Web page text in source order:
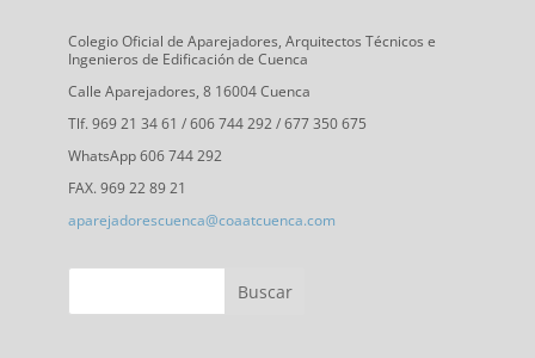
c
e
b
o
s
t
a
g
k
e
d
n
i
t
t
e
u
T
u
b
Colegio Oficial de Aparejadores, Arquitectos Técnicos e
Ingenieros de Edificación de Cuenca
Calle Aparejadores, 8 16004 Cuenca
Tlf. 969 21 34 61 / 606 744 292 / 677 350 675
WhatsApp 606 744 292
FAX. 969 22 89 21
aparejadorescuenca@coaatcuenca.com